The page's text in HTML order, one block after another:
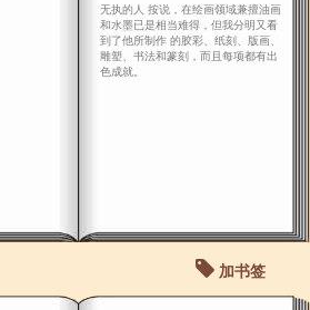
无执的人 按说，在绘画领域兼擅油画
和水墨已是相当难得，但我分明又看
到了他所制作 的胶彩、纸刻、版画、
雕塑、书法和篆刻，而且每项都有出
色成就。
加书签